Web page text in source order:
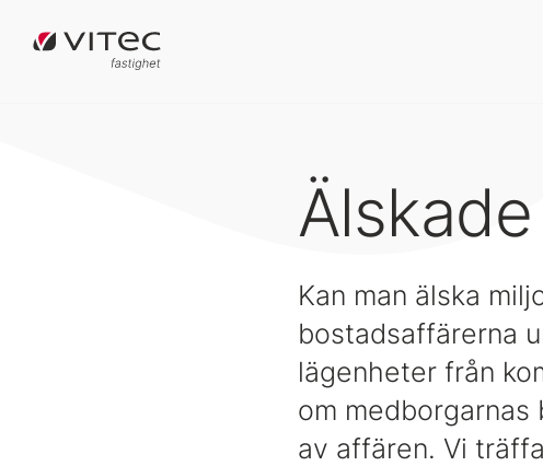
Kan man älska
bostadsaffärerna
lägenheter från
om
av affären. Vi